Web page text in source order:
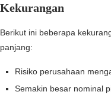
Kekurangan
Berikut ini beberapa
panjang:
Risiko perusahaan
Semakin besar nominal